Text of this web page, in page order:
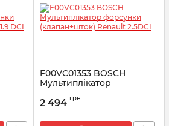
F00VC01353 BOSCH
Мультиплікатор
Renault 2.5DCI
Артикул: F00VC01353
2 494 грн